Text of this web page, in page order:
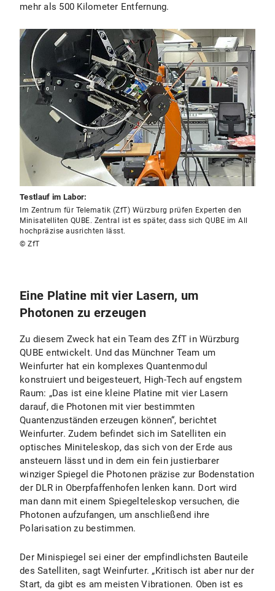
mehr als 500 Kilometer Entfernung.
Testlauf im Labor:
Im Zentrum für Telematik (ZfT) Würzburg prüfen Experten den
Minisatelliten QUBE. Zentral ist es später, dass sich QUBE im All
hochpräzise ausrichten lässt.
© ZfT
Eine Platine mit vier Lasern, um
Photonen zu erzeugen
Zu diesem Zweck hat ein Team des ZfT in Würzburg
QUBE entwickelt. Und das Münchner Team um
Weinfurter hat ein komplexes Quantenmodul
konstruiert und beigesteuert, High-Tech auf engstem
Raum: „Das ist eine kleine Platine mit vier Lasern
darauf, die Photonen mit vier bestimmten
Quantenzuständen erzeugen können“, berichtet
Weinfurter. Zudem befindet sich im Satelliten ein
optisches Miniteleskop, das sich von der Erde aus
ansteuern lässt und in dem ein fein justierbarer
winziger Spiegel die Photonen präzise zur Bodenstation
der DLR in Oberpfaffenhofen lenken kann. Dort wird
man dann mit einem Spiegelteleskop versuchen, die
Photonen aufzufangen, um anschließend ihre
Polarisation zu bestimmen.
Der Minispiegel sei einer der empfindlichsten Bauteile
des Satelliten, sagt Weinfurter. „Kritisch ist aber nur der
Start, da gibt es am meisten Vibrationen. Oben ist es